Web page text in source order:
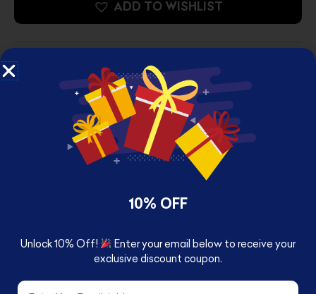
ADD TO WISHLIST
RELATED PRODUCTS
10% OFF
Unlock 10% Off!
Enter your email below to receive your
exclusive discount coupon.
Email